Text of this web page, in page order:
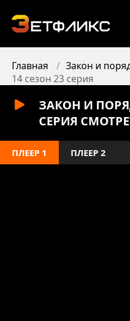
Главная
Закон и
14 сезон 23 серия
ЗАКОН И
СЕРИЯ
ПЛЕЕР 1 ПЛЕЕР 2